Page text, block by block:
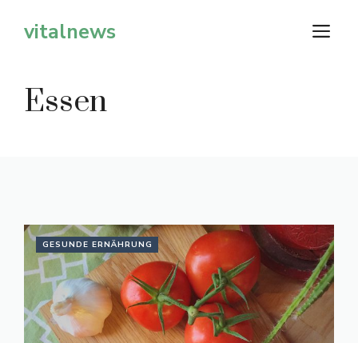
Inhaltvitalnews
Essen
GESUNDE ERNÄHRUNG